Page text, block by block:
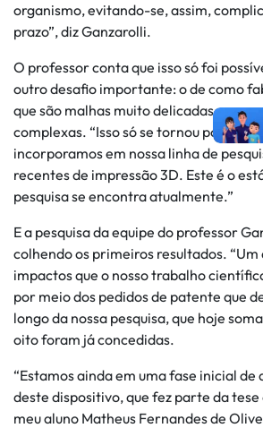
organismo, evitando-se, assim,
prazo”, diz Ganzarolli.
O professor conta que isso só foi
outro desafio importante: o de como
que são malhas muito delicadas com
complexas. “Isso só se tornou possível
incorporamos em nossa linha de
recentes de impressão 3D. Este é o
pesquisa se encontra atualmente.”
E a pesquisa da equipe do professor
colhendo os primeiros resultados.
impactos que o nosso trabalho
por meio dos pedidos de patente que
longo da nossa pesquisa, que hoje
oito foram já concedidas.
“Estamos ainda em uma fase inicial
deste dispositivo, que fez parte da
meu aluno Matheus Fernandes de